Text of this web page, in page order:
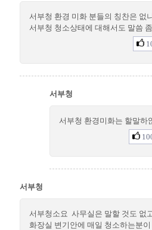
서부청 환경 미화 분들의 칭찬은 없
서부청 청소상태에 대해서도 말씀
서부청
서부청 환경미화는 할말하
서부청
서부청소요 사무실은 말할 것도 없
화장실 변기안에 매일 청소하는분